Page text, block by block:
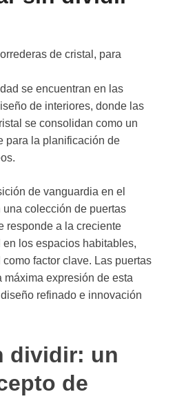
se encuentran en las
de interiores, donde las
se consolidan como un
para la planificación de
de vanguardia en el
colección de puertas
responde a la creciente
los espacios habitables,
factor clave. Las puertas
máxima expresión de esta
refinado e innovación
dividir: un
de